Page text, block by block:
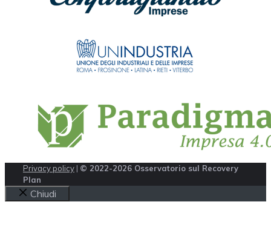
Privacy policy | © 2022-2026 Osservatorio sul Recovery
Plan
Chiudi